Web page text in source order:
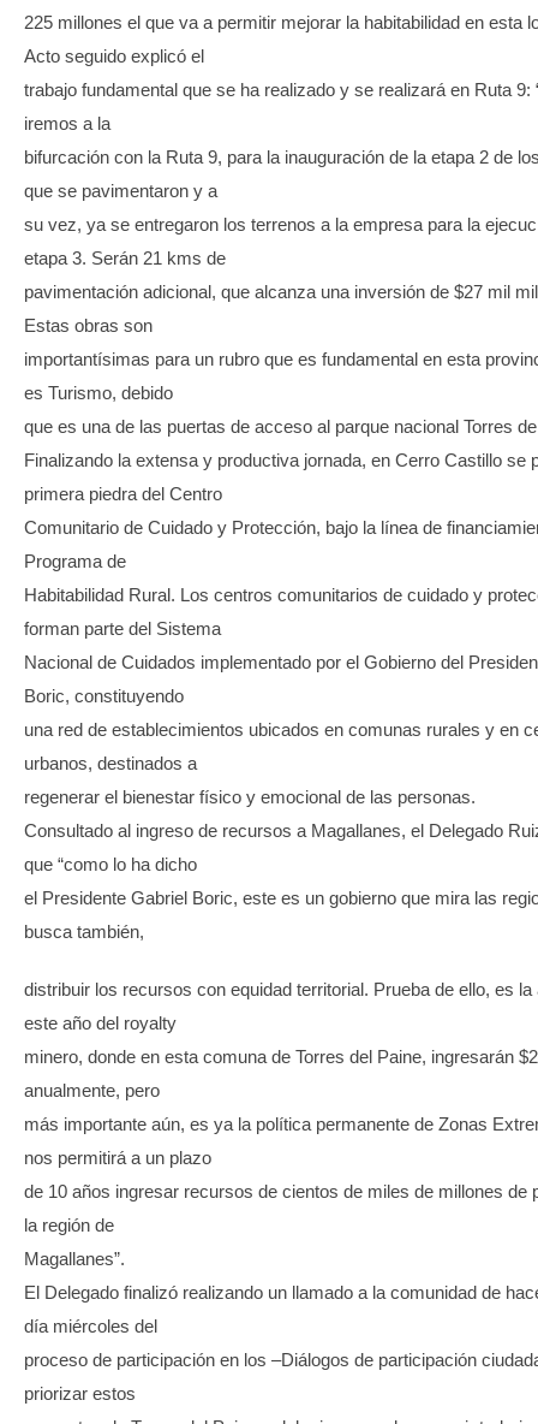
225 millones el que va a permitir mejorar la habitabilidad en esta
Acto seguido explicó el
trabajo fundamental que se ha realizado y se realizará en Ruta 9:
iremos a la
bifurcación con la Ruta 9, para la inauguración de la etapa 2 de
que se pavimentaron y a
su vez, ya se entregaron los terrenos a la empresa para la
etapa 3. Serán 21 kms de
pavimentación adicional, que alcanza una inversión de $27 mil
Estas obras son
importantísimas para un rubro que es fundamental en esta
es Turismo, debido
que es una de las puertas de acceso al parque nacional Torres
Finalizando la extensa y productiva jornada, en Cerro Castillo se
primera piedra del Centro
Comunitario de Cuidado y Protección, bajo la línea de
Programa de
Habitabilidad Rural. Los centros comunitarios de cuidado y
forman parte del Sistema
Nacional de Cuidados implementado por el Gobierno del
Boric, constituyendo
una red de establecimientos ubicados en comunas rurales y en
urbanos, destinados a
regenerar el bienestar físico y emocional de las personas.
Consultado al ingreso de recursos a Magallanes, el Delegado
que “como lo ha dicho
el Presidente Gabriel Boric, este es un gobierno que mira las
busca también,
distribuir los recursos con equidad territorial. Prueba de ello, es la
este año del royalty
minero, donde en esta comuna de Torres del Paine, ingresarán
anualmente, pero
más importante aún, es ya la política permanente de Zonas
nos permitirá a un plazo
de 10 años ingresar recursos de cientos de miles de millones de
la región de
Magallanes”.
El Delegado finalizó realizando un llamado a la comunidad de
día miércoles del
proceso de participación en los –Diálogos de participación
priorizar estos